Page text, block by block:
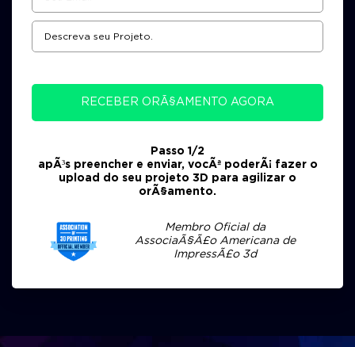
RECEBER ORÃ§AMENTO AGORA
Passo 1/2
apÃ³s preencher e enviar, vocÃª poderÃ¡ fazer o
upload do seu projeto 3D para agilizar o
orÃ§amento.
Membro Oficial da
AssociaÃ§Ã£o Americana de
ImpressÃ£o 3d